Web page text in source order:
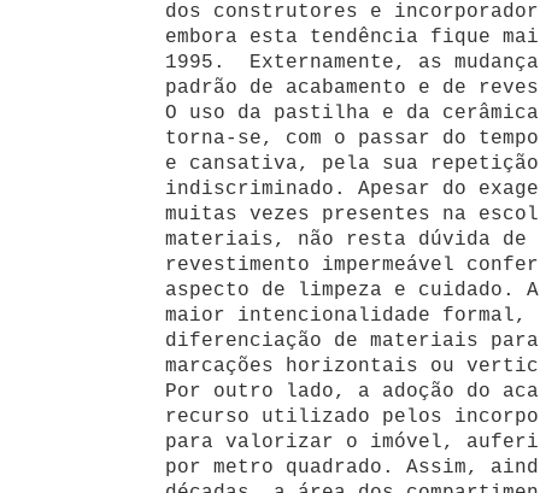
dos construtores e
embora esta tendência fique
1995. Externamente, as
padrão de acabamento e de
O uso da pastilha e da cerâmica
torna-se, com o passar do
e cansativa, pela sua
indiscriminado. Apesar do
muitas vezes presentes na
materiais, não resta dúvida de
revestimento impermeável
aspecto de limpeza e cuidado.
maior intencionalidade
diferenciação de materiais
marcações horizontais ou
Por outro lado, a adoção do
recurso utilizado pelos
para valorizar o imóvel,
por metro quadrado. Assim,